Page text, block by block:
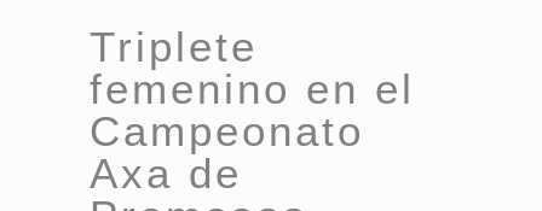
Triplete
femenino en el
Campeonato
Axa de